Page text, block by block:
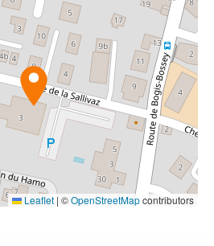
Leaflet | ©OpenStreetMapcontributors